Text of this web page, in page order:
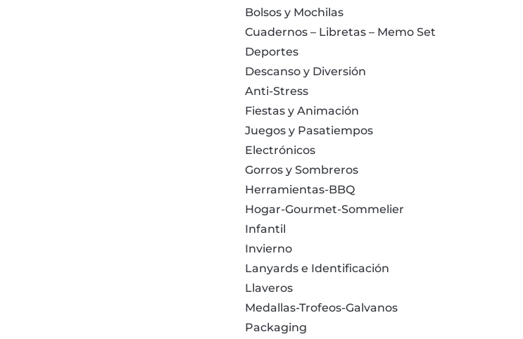
Bolsos y Mochilas
Cuadernos – Libretas – Memo Set
Deportes
Descanso y Diversión
Anti-Stress
Fiestas y Animación
Juegos y Pasatiempos
Electrónicos
Gorros y Sombreros
Herramientas-BBQ
Hogar-Gourmet-Sommelier
Infantil
Invierno
Lanyards e Identificación
Llaveros
Medallas-Trofeos-Galvanos
Packaging